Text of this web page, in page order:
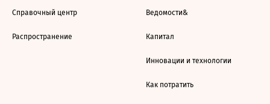
Справочный центр
Распространение
Ведомости&
Капитал
Инновации и технологии
Как потратить